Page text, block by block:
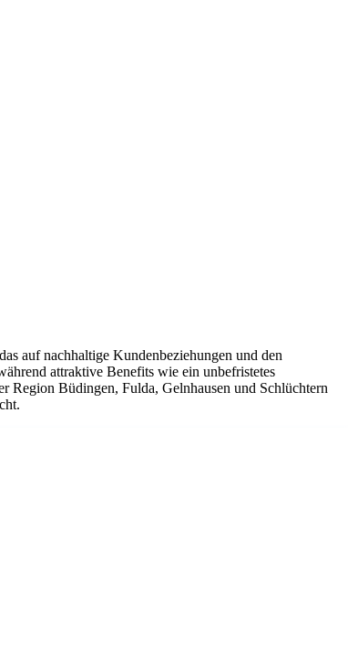
auf nachhaltige Kundenbeziehungen und den
attraktive Benefits wie ein unbefristetes
Region Büdingen, Fulda, Gelnhausen und Schlüchtern